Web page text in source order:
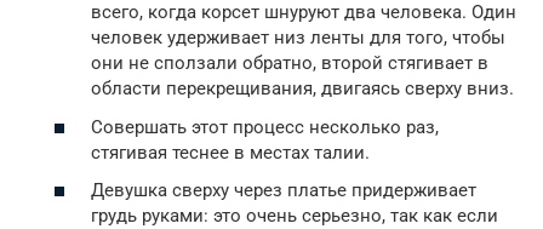
всего, когда корсет шнуруют два человека. Один
человек удерживает низ ленты для того, чтобы
они не сползали обратно, второй стягивает в
области перекрещивания, двигаясь сверху вниз.
Совершать этот процесс несколько раз,
стягивая теснее в местах талии.
Девушка сверху через платье придерживает
грудь руками: это очень серьезно, так как если